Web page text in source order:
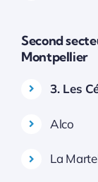
Second
Montpellier
3. Les
Alco
La